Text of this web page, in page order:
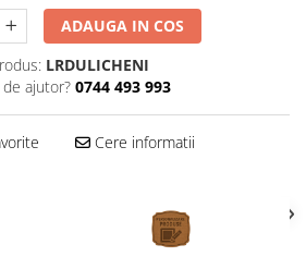
ADAUGA IN COS
LRDULICHENI
ajutor? 0744 493 993
Cere informatii